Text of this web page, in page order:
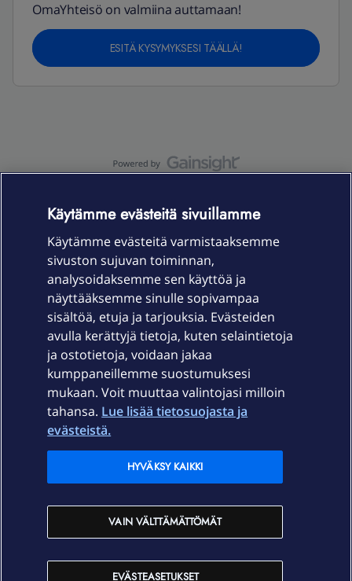
OmaYhteisö on valmiina auttamaan!
ESITÄ KYSYMYKSESI TÄÄLLÄ!
Laitteet & liittymät
Palvelut
Ajankohtaista
Elisa Oyj
In English
Käytämme evästeitä sivuillamme
Käytämme evästeitä varmistaaksemme
sivuston sujuvan toiminnan,
analysoidaksemme sen käyttöä ja
näyttääksemme sinulle sopivampaa
sisältöä, etuja ja tarjouksia. Evästeiden
avulla kerättyjä tietoja, kuten selaintietoja
ja ostotietoja, voidaan jakaa
kumppaneillemme suostumuksesi
mukaan. Voit muuttaa valintojasi milloin
tahansa. Lue lisää tietosuojasta ja
evästeistä.
EVÄSTEASETUKSET
VAIN VÄLTTÄMÄTTÖMÄT
HYVÄKSY KAIKKI